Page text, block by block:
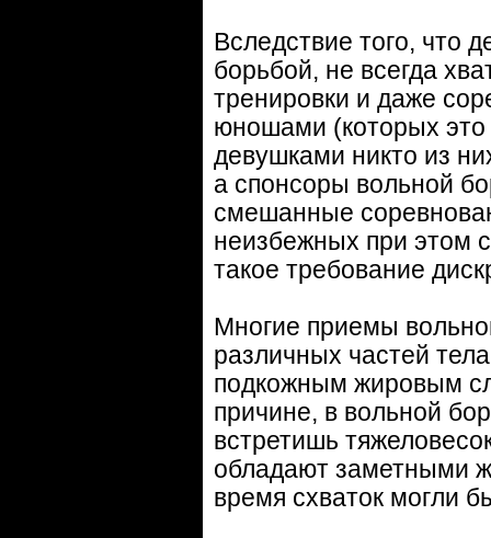
Вследствие того, что
борьбой, не всегда
тренировки и даже
юношами (которых это
девушками никто из
а спонсоры вольной
смешанные
неизбежных при этом
такое требование
Многие приемы
различных частей
подкожным жировым
причине, в вольной
встретишь
обладают заметными
время схваток могли